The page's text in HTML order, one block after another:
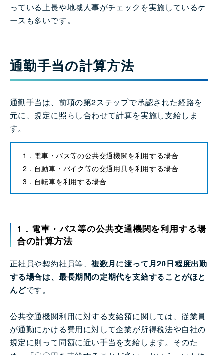
っている上長や地域人事がチェックを実施しているケ
ースも多いです。
通勤手当の計算方法
通勤手当は、前項の第2ステップで承認された経路を
元に、規定に照らし合わせて計算を実施し支給しま
す。
1．電車・バス等の公共交通機関を利用する場合
2．自動車・バイク等の交通用具を利用する場合
3．自転車を利用する場合
1．電車・バス等の公共交通機関を利用する場
合の計算方法
正社員や契約社員等、 複数月に渡って月20日程度出勤
する場合は、最長期間の定期代を支給することがほと
んどです。
公共交通機関利用に対する支給額に関しては、従業員
が通勤にかける費用に対して企業が所得税法や自社の
規定に則って同額に近い手当を支給します。そのた